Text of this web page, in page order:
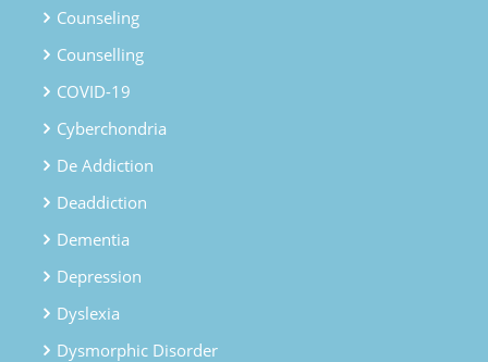
Counseling
Counselling
COVID-19
Cyberchondria
De Addiction
Deaddiction
Dementia
Depression
Dyslexia
Dysmorphic Disorder